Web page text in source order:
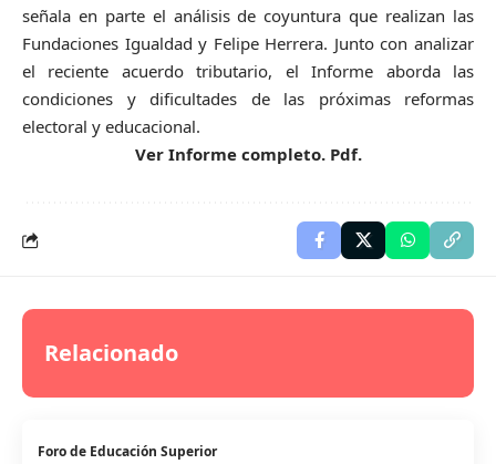
señala en parte el análisis de coyuntura que realizan las
Fundaciones Igualdad y Felipe Herrera. Junto con analizar
el reciente acuerdo tributario, el Informe aborda las
condiciones y dificultades de las próximas reformas
electoral y educacional.
Ver Informe completo. Pdf.
Relacionado
Foro de Educación Superior